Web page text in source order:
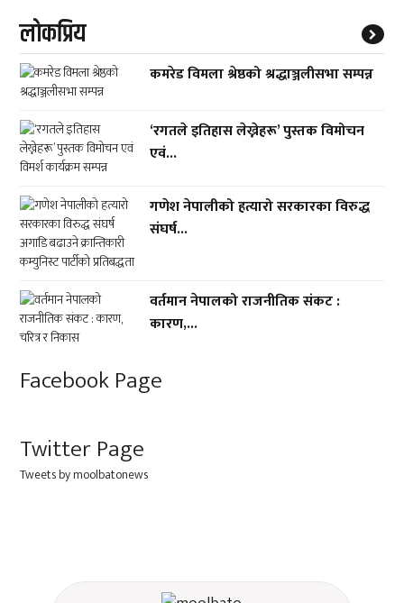
लाेकप्रिय
कमरेड विमला श्रेष्ठको श्रद्धाञ्जलीसभा सम्पन्न
‘रगतले इतिहास लेख्नेहरू’ पुस्तक विमोचन
एवं...
गणेश नेपालीको हत्यारो सरकारका विरुद्ध
संघर्ष...
वर्तमान नेपालको राजनीतिक संकट :
कारण,...
Facebook Page
Twitter Page
Tweets by moolbatonews